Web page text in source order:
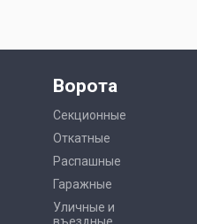
Ворота
Секционные
Откатные
Распашные
Гаражные
Уличные и